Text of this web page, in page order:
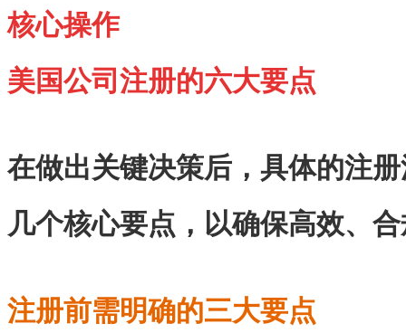
核心操作
美国公司注册的六大要点
在做出关键决策后，具体的注
几个核心要点，以确保高效、
注册前需明确的三大要点